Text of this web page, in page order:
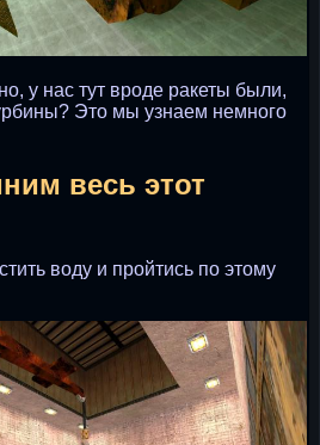
у нас тут вроде ракеты были,
Это мы узнаем немного
весь этот
воду и пройтись по этому